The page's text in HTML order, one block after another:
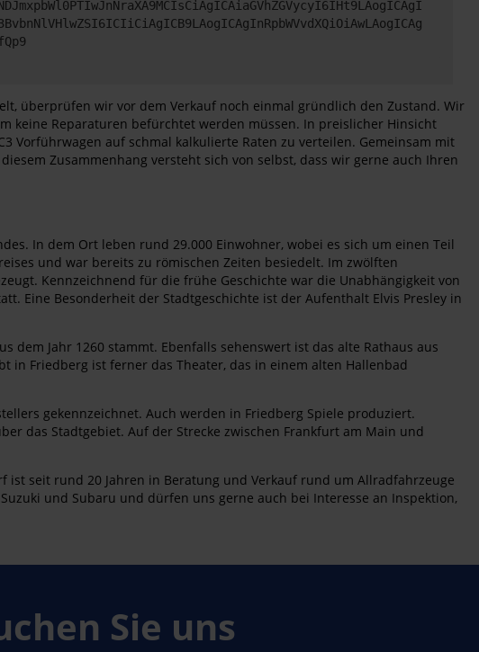
überprüfen wir vor dem Verkauf noch einmal gründlich den Zustand. Wir
keine Reparaturen befürchtet werden müssen. In preislicher Hinsicht
Vorführwagen auf schmal kalkulierte Raten zu verteilen. Gemeinsam mit
Zusammenhang versteht sich von selbst, dass wir gerne auch Ihren
In dem Ort leben rund 29.000 Einwohner, wobei es sich um einen Teil
und war bereits zu römischen Zeiten besiedelt. Im zwölften
Kennzeichnend für die frühe Geschichte war die Unabhängigkeit von
Eine Besonderheit der Stadtgeschichte ist der Aufenthalt Elvis Presley in
dem Jahr 1260 stammt. Ebenfalls sehenswert ist das alte Rathaus aus
in Friedberg ist ferner das Theater, das in einem alten Hallenbad
gekennzeichnet. Auch werden in Friedberg Spiele produziert.
das Stadtgebiet. Auf der Strecke zwischen Frankfurt am Main und
seit rund 20 Jahren in Beratung und Verkauf rund um Allradfahrzeuge
und Subaru und dürfen uns gerne auch bei Interesse an Inspektion,
Sie uns